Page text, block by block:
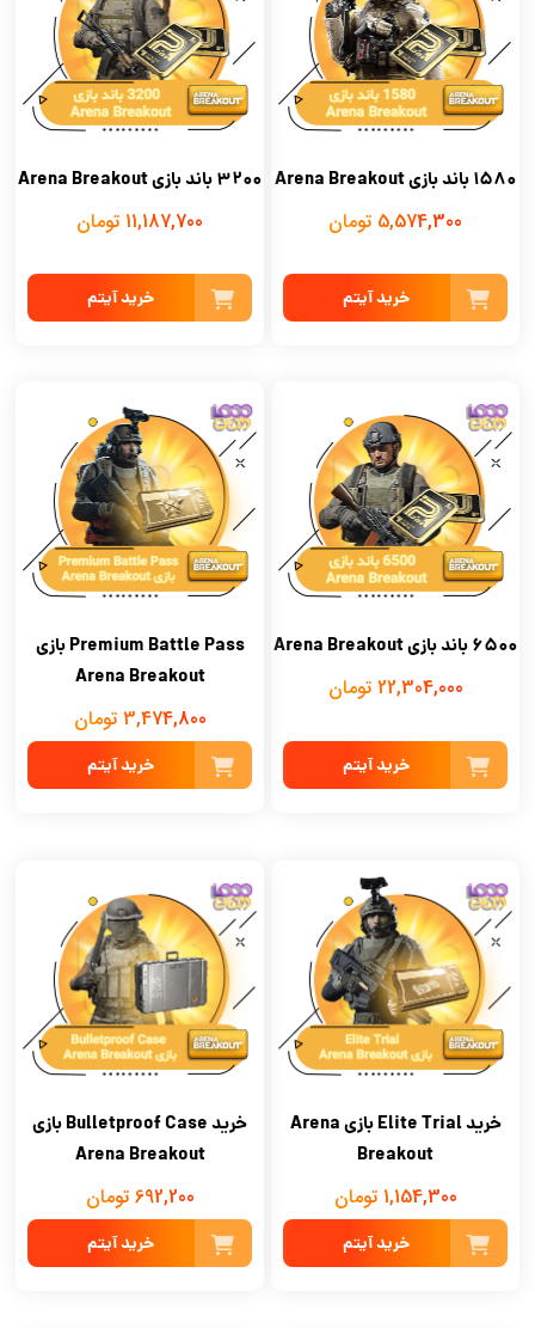
1580 باند بازی Arena Breakout
5,574,300 تومان
خرید آیتم
3200 باند بازی Arena Breakout
11,187,700 تومان
خرید آیتم
6500 باند بازی Arena Breakout
22,304,000 تومان
خرید آیتم
Premium Battle Pass بازی
Arena Breakout
3,474,800 تومان
خرید آیتم
خرید Elite Trial بازی Arena
Breakout
1,154,300 تومان
خرید آیتم
خرید Bulletproof Case بازی
Arena Breakout
692,200 تومان
خرید آیتم